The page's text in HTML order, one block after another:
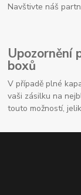
Navštivte náš
Upozornění
boxů
V případě plné
vaši zásilku na
touto možností,